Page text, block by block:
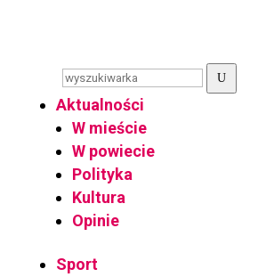
U
Aktualności
W mieście
W powiecie
Polityka
Kultura
Opinie
Sport